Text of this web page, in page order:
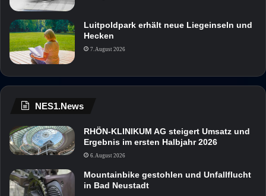
Luitpoldpark erhält neue Liegeinseln und
Hecken
7. August 2026
NES1.News
RHÖN-KLINIKUM AG steigert Umsatz und
Ergebnis im ersten Halbjahr 2026
6. August 2026
Mountainbike gestohlen und Unfallflucht
in Bad Neustadt